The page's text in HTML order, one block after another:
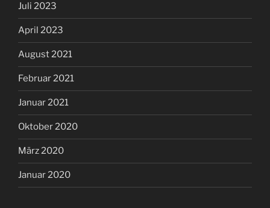
Juli 2023
April 2023
August 2021
Februar 2021
Januar 2021
Oktober 2020
März 2020
Januar 2020